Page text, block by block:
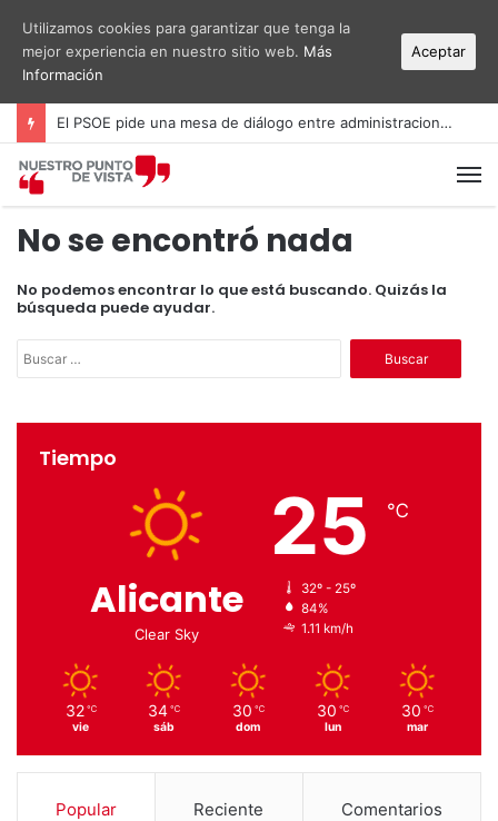
El PSOE pide una mesa de diálogo entre administraciones y vecinos por el ruido del aeropuerto Alicante-Elche
No se encontró nada
No podemos encontrar lo que está buscando. Quizás la
búsqueda puede ayudar.
c
Tiempo
Alicante
Clear Sky
25 ℃
32º - 25º
84%
1.11 km/h
32 ℃
vie
34 ℃
sáb
30 ℃
dom
30 ℃
lun
30 ℃
mar
Popular Reciente Comentarios
Utilizamos cookies para garantizar que tenga la
mejor experiencia en nuestro sitio web. Más
Información
Aceptar